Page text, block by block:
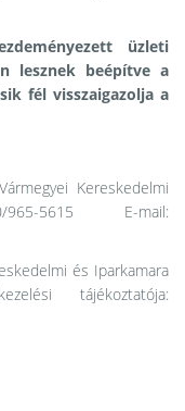
üzleti
lesznek beépítve a
fél visszaigazolja a
Kereskedelmi
5615 E-mail:
és Iparkamara
tájékoztatója: